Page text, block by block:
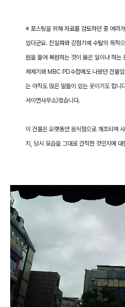
※ 포스팅을 위해 자료를 검토하던 중 여러
있더군요. 친일파와 강점기때 수탈의 목적
원을 들여 복원하는 것이 옳은 일이냐 하는
제제기와 MBC PD수첩에도 나왔던 건물입
는 아직도 많은 말들이 있는 곳이기도 합니
서이면사무소〉였습니다.
이 건물은 오랫동안 음식점으로 개조되며
지, 당시 모습을 그대로 간직한 것인지에